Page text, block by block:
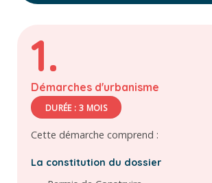
1.
Démarches d'urbanisme
DURÉE : 3 MOIS
Cette démarche comprend :
La constitution du dossier